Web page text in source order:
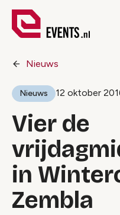
Nieuws
Nieuws 12 oktober
Vier de
in
Zembla